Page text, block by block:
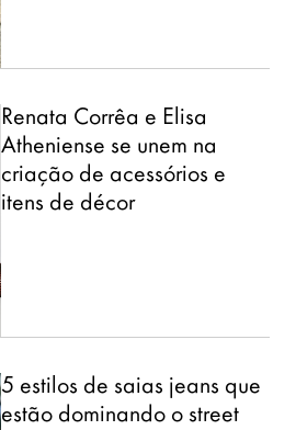
Renata Corrêa e Elisa
Atheniense se unem na
criação de acessórios e
itens de décor
5 estilos de saias jeans que
estão dominando o street